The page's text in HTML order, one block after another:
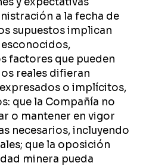
a la fecha de
supuestos implican
factores que pueden
reales difieran
o implícitos,
que la Compañía no
o mantener en vigor
necesarios, incluyendo
que la oposición
minera pueda